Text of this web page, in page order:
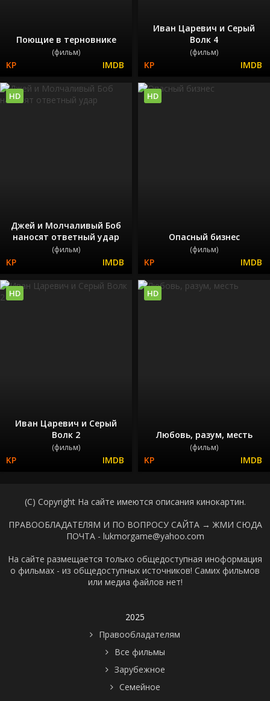
Поющие в терновнике
(фильм)
Иван Царевич и Серый
Волк 4
(фильм)
Джей и Молчаливый Боб
наносят ответный удар
(фильм)
HD
Опасный бизнес
(фильм)
HD
Иван Царевич и Серый
Волк 2
(фильм)
HD
Любовь, разум, месть
(фильм)
HD
(C) Copyright На сайте имеются описания кинокартин.
ПРАВООБЛАДАТЕЛЯМ И ПО ВОПРОСУ САЙТА → ЖМИ СЮДА
ПОЧТА - lukmorgame@yahoo.com
На сайте размещается только общедоступная иноформация
о фильмах - из общедоступных источников! Самих фильмов
или медиа файлов нет!
2025
Правообладателям
Все фильмы
Зарубежное
Семейное